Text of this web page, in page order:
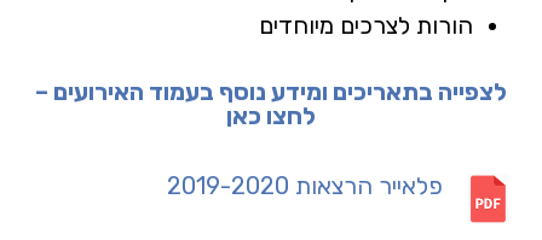
הורות לצרכים מיוחדים
לצפייה בתאריכים ומידע נוסף בעמוד האירועים –
לחצו כאן
פלאייר הרצאות 2019-2020